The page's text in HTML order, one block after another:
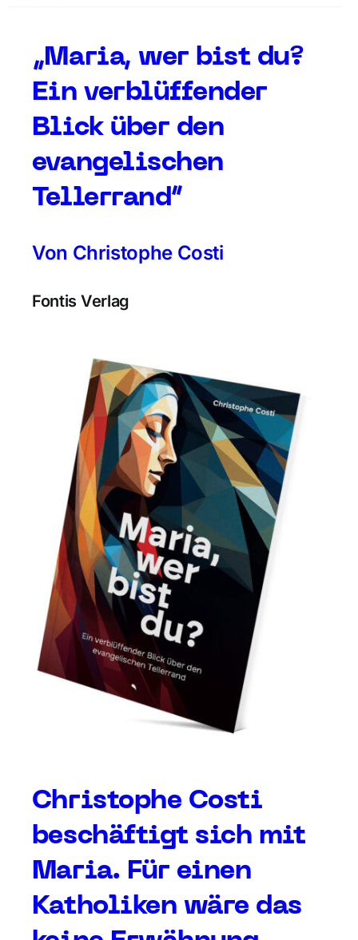
„Maria, wer bist du?
Ein verblüffender
Blick über den
evangelischen
Tellerrand“
Von Christophe Costi
Fontis Verlag
Christophe Costi
beschäftigt sich mit
Maria. Für einen
Katholiken wäre das